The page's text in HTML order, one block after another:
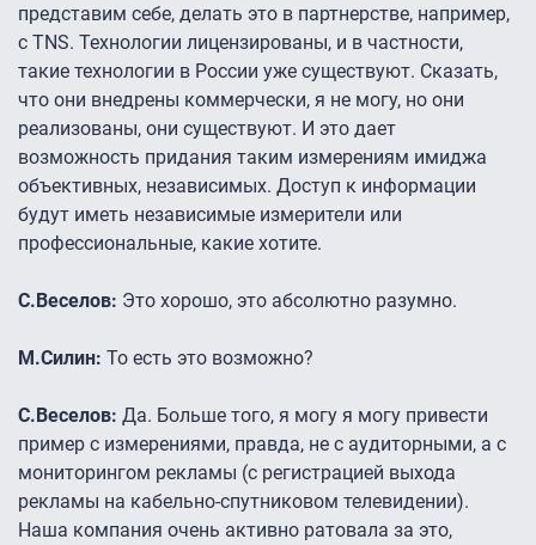
представим себе, делать это в партнерстве, например,
с TNS. Технологии лицензированы, и в частности,
такие технологии в России уже существуют. Сказать,
что они внедрены коммерчески, я не могу, но они
реализованы, они существуют. И это дает
возможность придания таким измерениям имиджа
объективных, независимых. Доступ к информации
будут иметь независимые измерители или
профессиональные, какие хотите.
С.Веселов: Это хорошо, это абсолютно разумно.
М.Силин: То есть это возможно?
С.Веселов: Да. Больше того, я могу я могу привести
пример с измерениями, правда, не с аудиторными, а с
мониторингом рекламы (с регистрацией выхода
рекламы на кабельно-спутниковом телевидении).
Наша компания очень активно ратовала за это,